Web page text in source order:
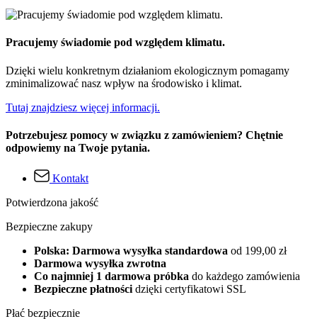
Pracujemy świadomie pod względem klimatu.
Dzięki wielu konkretnym działaniom ekologicznym pomagamy
zminimalizować nasz wpływ na środowisko i klimat.
Tutaj znajdziesz więcej informacji.
Potrzebujesz pomocy w związku z zamówieniem? Chętnie
odpowiemy na Twoje pytania.
Kontakt
Potwierdzona jakość
Bezpieczne zakupy
Polska: Darmowa wysyłka standardowa od 199,00 zł
Darmowa wysyłka zwrotna
Co najmniej 1 darmowa próbka do każdego zamówienia
Bezpieczne płatności dzięki certyfikatowi SSL
Płać bezpiecznie